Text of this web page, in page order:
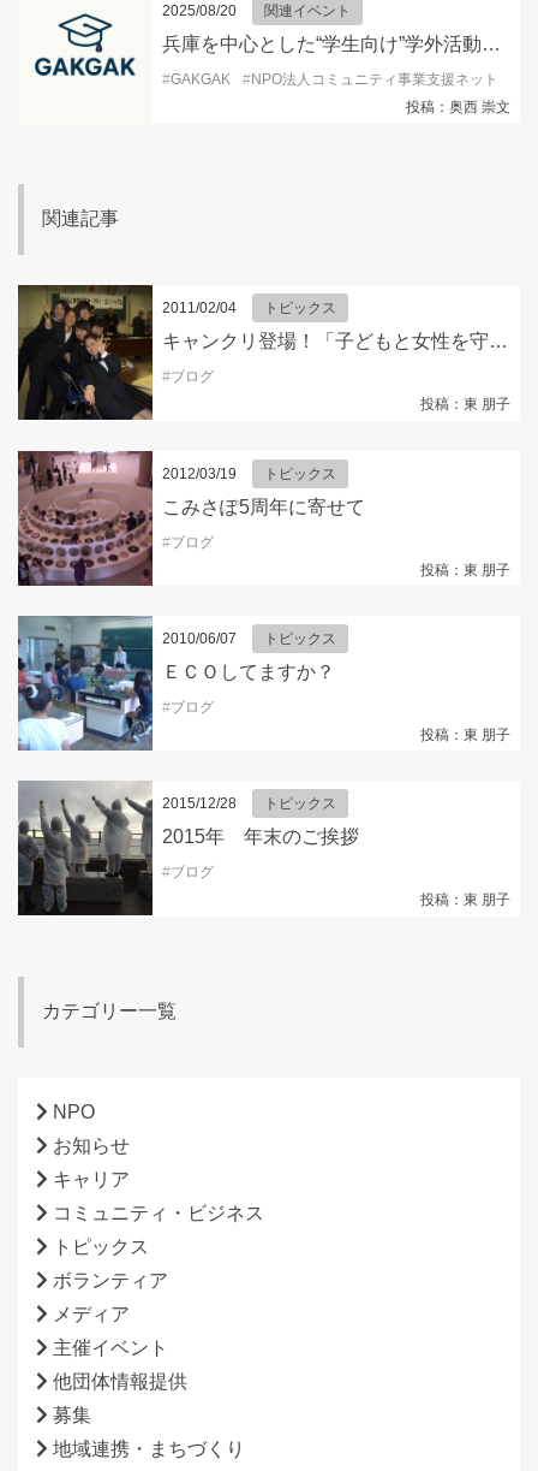
2025/08/20 関連イベント
兵庫を中心とした“学生向け”学外活動情報を発信するSNSアカウント『GAKGAK 』開設！
#GAKGAK #NPO法人コミュニティ事業支援ネット
投稿：奥西 崇文
関連記事
2011/02/04 トピックス
キャンクリ登場！「子どもと女性を守るセーフティ・コンソーシアム」
#ブログ
投稿：東 朋子
2012/03/19 トピックス
こみさぽ5周年に寄せて
#ブログ
投稿：東 朋子
2010/06/07 トピックス
ＥＣＯしてますか？
#ブログ
投稿：東 朋子
2015/12/28 トピックス
2015年 年末のご挨拶
#ブログ
投稿：東 朋子
カテゴリー一覧
NPO
お知らせ
キャリア
コミュニティ・ビジネス
トピックス
ボランティア
メディア
主催イベント
他団体情報提供
募集
地域連携・まちづくり